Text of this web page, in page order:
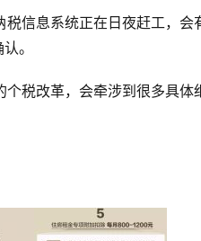
信息系统正在日夜赶工，
。
税改革，会牵涉到很多具体